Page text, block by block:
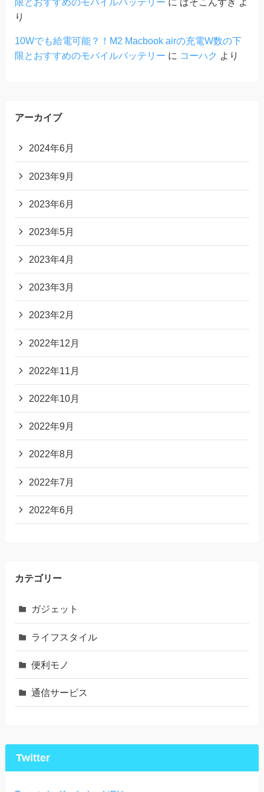
り
10Wでも給電可能？！M2 Macbook airの充電W数の下
限とおすすめのモバイルバッテリー に コーハク より
アーカイブ
2024年6月
2023年9月
2023年6月
2023年5月
2023年4月
2023年3月
2023年2月
2022年12月
2022年11月
2022年10月
2022年9月
2022年8月
2022年7月
2022年6月
カテゴリー
ガジェット
ライフスタイル
便利モノ
通信サービス
Twitter